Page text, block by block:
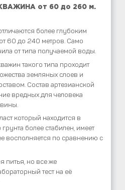
от 60 до 260 м.
более глубоким
60 до 240 метров. Само
от типа получаемой воды.
такого типа проходит
земляных слоев и
Состав артезианской
вредных для человека
который находится в
более стабилен, имеет
восполняется по сравнению с
питья, но все же
тест на её